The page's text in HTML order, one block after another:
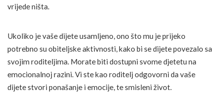
vrijede ništa.
Ukoliko je vaše dijete usamljeno, ono što mu je prijeko
potrebno su obiteljske aktivnosti, kako bi se dijete povezalo sa
svojim roditeljima. Morate biti dostupni svome djetetu na
emocionalnoj razini. Vi ste kao roditelj odgovorni da vaše
dijete stvori ponašanje i emocije, te smisleni život.